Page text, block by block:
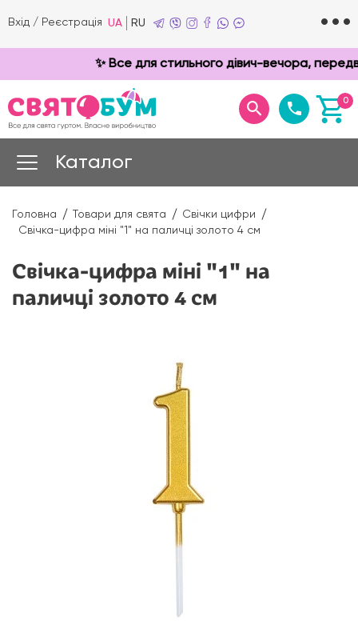
Вхід / Реєстрація UA RU
✨ Все для стильного дівич-вечора,
0
Каталог
Головна Товари для свята
Свічки цифри
Свічка-цифра міні "1" на паличці золото 4 см
Свічка-цифра міні "1" на
паличці золото 4 см